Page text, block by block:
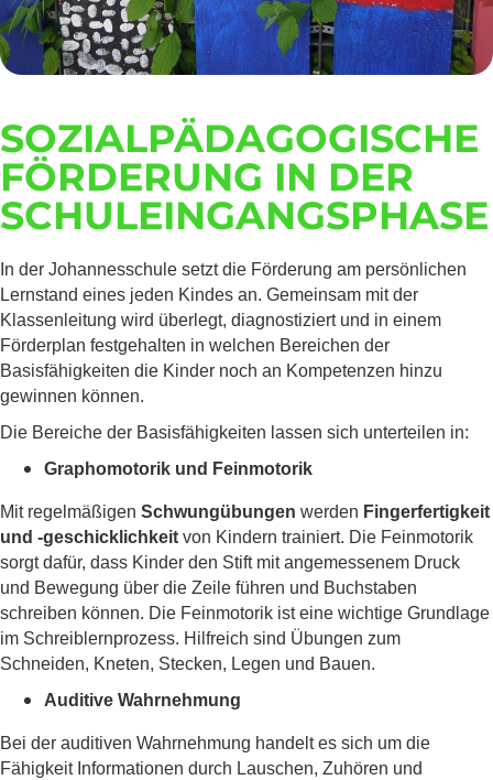
SOZIALPÄDAGOGISCHE
FÖRDERUNG IN DER
SCHULEINGANGSPHASE
In der Johannesschule setzt die Förderung am persönlichen
Lernstand eines jeden Kindes an. Gemeinsam mit der
Klassenleitung wird überlegt, diagnostiziert und in einem
Förderplan festgehalten in welchen Bereichen der
Basisfähigkeiten die Kinder noch an Kompetenzen hinzu
gewinnen können.
Die Bereiche der Basisfähigkeiten lassen sich unterteilen in:
Graphomotorik und Feinmotorik
Mit regelmäßigen Schwungübungen werden Fingerfertigkeit
und -geschicklichkeit von Kindern trainiert. Die Feinmotorik
sorgt dafür, dass Kinder den Stift mit angemessenem Druck
und Bewegung über die Zeile führen und Buchstaben
schreiben können. Die Feinmotorik ist eine wichtige Grundlage
im Schreiblernprozess. Hilfreich sind Übungen zum
Schneiden, Kneten, Stecken, Legen und Bauen.
Auditive Wahrnehmung
Bei der auditiven Wahrnehmung handelt es sich um die
Fähigkeit Informationen durch Lauschen, Zuhören und